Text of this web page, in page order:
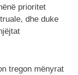
prioritet
dhe duke
tregon mënyrat